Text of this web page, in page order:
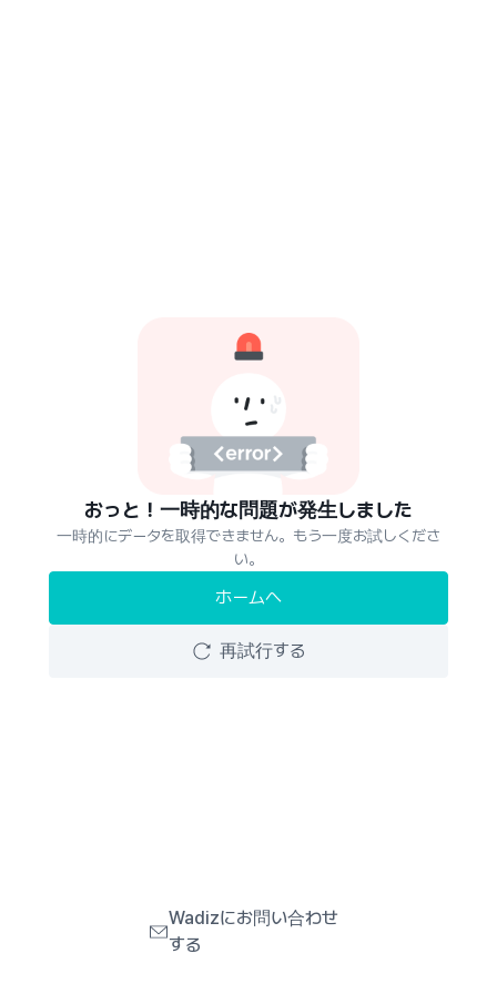
おっと！一時的な問題が発生しました
一時的にデータを取得できません。もう一度お試しくださ
い。
ホームへ
再試行する
Wadizにお問い合わせ
する